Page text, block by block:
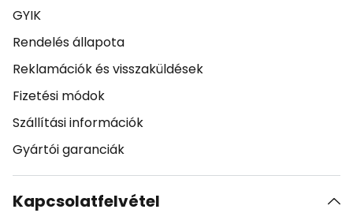
GYIK
Rendelés állapota
Reklamációk és visszaküldések
Fizetési módok
Szállítási információk
Gyártói garanciák
Kapcsolatfelvétel